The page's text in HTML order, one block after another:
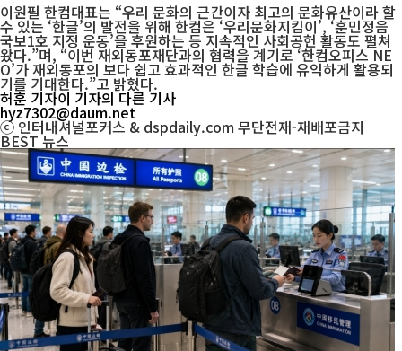
이원필 한컴대표는 “우리 문화의 근간이자 최고의 문화유산이라 할
수 있는 ‘한글’의 발전을 위해 한컴은 ‘우리문화지킴이’, ‘훈민정음
국보1호 지정 운동’을 후원하는 등 지속적인 사회공헌 활동도 펼쳐
왔다.”며, “이번 재외동포재단과의 협력을 계기로 ‘한컴오피스 NE
O’가 재외동포의 보다 쉽고 효과적인 한글 학습에 유익하게 활용되
기를 기대한다.”고 밝혔다.
허훈 기자이 기자의 다른 기사
hyz7302@daum.net
ⓒ 인터내셔널포커스 & dspdaily.com 무단전재-재배포금지
BEST뉴스